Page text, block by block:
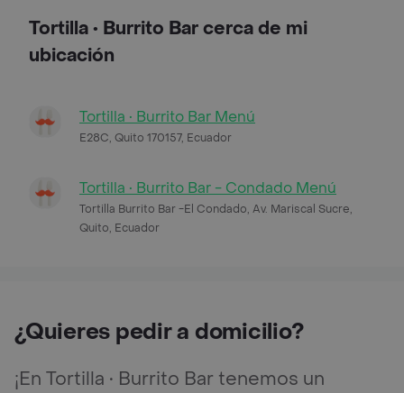
Tortilla • Burrito Bar cerca de mi
ubicación
Tortilla • Burrito Bar Menú
E28C, Quito 170157, Ecuador
Tortilla • Burrito Bar - Condado Menú
Tortilla Burrito Bar -El Condado, Av. Mariscal Sucre,
Quito, Ecuador
¿Quieres pedir a domicilio?
¡En Tortilla • Burrito Bar tenemos un